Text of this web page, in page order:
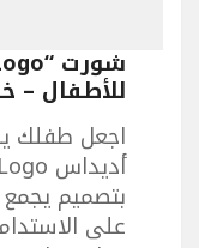
للأطفال –
اجعل طفلك
بتصميم يجمع
على